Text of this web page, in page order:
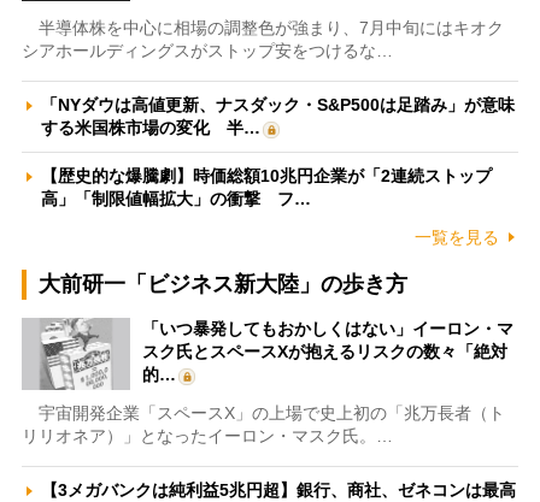
半導体株を中心に相場の調整色が強まり、7月中旬にはキオク
シアホールディングスがストップ安をつけるな…
「NYダウは高値更新、ナスダック・S&P500は足踏み」が意味
する米国株市場の変化 半…
【歴史的な爆騰劇】時価総額10兆円企業が「2連続ストップ
高」「制限値幅拡大」の衝撃 フ…
一覧を見る
大前研一「ビジネス新大陸」の歩き方
「いつ暴発してもおかしくはない」イーロン・マ
スク氏とスペースXが抱えるリスクの数々「絶対
的…
宇宙開発企業「スペースX」の上場で史上初の「兆万長者（ト
リリオネア）」となったイーロン・マスク氏。…
【3メガバンクは純利益5兆円超】銀行、商社、ゼネコンは最高